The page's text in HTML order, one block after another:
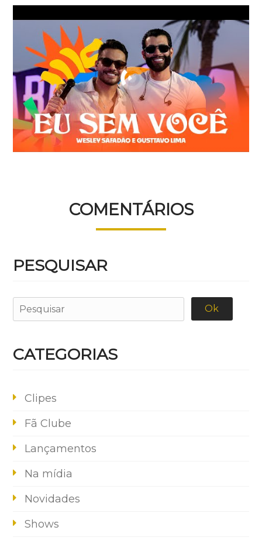
COMENTÁRIOS
PESQUISAR
CATEGORIAS
Clipes
Fã Clube
Lançamentos
Na mídia
Novidades
Shows